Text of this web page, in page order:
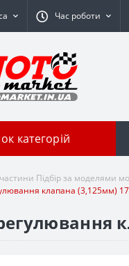
Час роботи
категорій
Підбір за моделями
клапана (3,125мм)